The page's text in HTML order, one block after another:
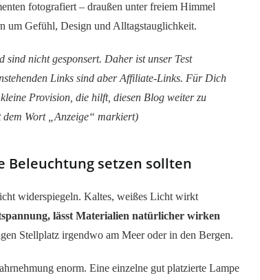
fotografiert – draußen unter freiem Himmel
um Gefühl, Design und Alltagstauglichkeit.
sind nicht gesponsert. Daher ist unser Test
Links sind aber Affiliate-Links. Für Dich
Provision, die hilft, diesen Blog weiter zu
Wort „Anzeige“ markiert)
Beleuchtung setzen sollten
widerspiegeln. Kaltes, weißes Licht wirkt
lässt Materialien natürlicher wirken
Stellplatz irgendwo am Meer oder in den Bergen.
enorm. Eine einzelne gut platzierte Lampe